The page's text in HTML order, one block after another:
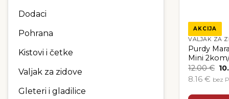
Dodaci
Pohrana
Kistovi i četke
Valjak za zidove
Gleteri i gladilice
AKCIJA
VALJAK ZA
Purdy
Mini
12.00€
8.16 € bez